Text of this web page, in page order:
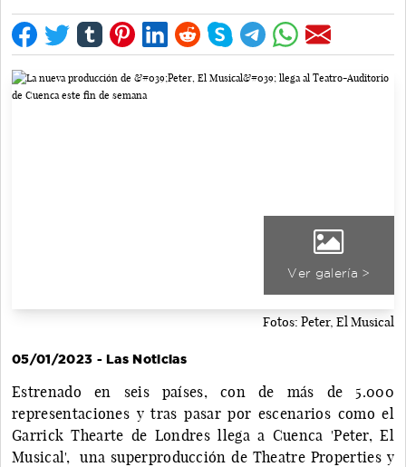
Ver galería >
Fotos: Peter, El Musical
05/01/2023 - Las Noticias
Estrenado en seis países, con de más de 5.000
representaciones y tras pasar por escenarios como el
Garrick Thearte de Londres llega a Cuenca 'Peter, El
Musical', una superproducción de Theatre Properties y